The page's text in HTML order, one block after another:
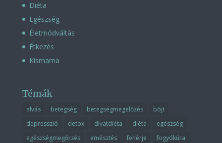
Diéta
Egészség
Életmódváltás
Étkezés
Kismama
Témák
alvás betegség betegségmegelőzés
böjt
depresszió
detox divatdiéta diéta
egészség
egészségmegőrzés
emésztés fehérje
fogyókúra